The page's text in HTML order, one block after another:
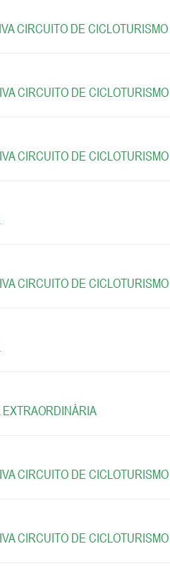
CIRCUITO DE CICLOTURISMO
CIRCUITO DE CICLOTURISMO
CIRCUITO DE CICLOTURISMO
CIRCUITO DE CICLOTURISMO
EXTRAORDINÁRIA
CIRCUITO DE CICLOTURISMO
CIRCUITO DE CICLOTURISMO